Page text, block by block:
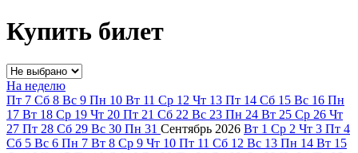
Купить билет
На неделю
Пт 7 Сб 8 Вс 9 Пн 10 Вт 11 Ср 12 Чт 13 Пт 14 Сб 15 Вс 16 Пн
17 Вт 18 Ср 19 Чт 20 Пт 21 Сб 22 Вс 23 Пн 24 Вт 25 Ср 26 Чт
27 Пт 28 Сб 29 Вс 30 Пн 31 Сентябрь 2026 Вт 1 Ср 2 Чт 3 Пт 4
Сб 5 Вс 6 Пн 7 Вт 8 Ср 9 Чт 10 Пт 11 Сб 12 Вс 13 Пн 14 Вт 15